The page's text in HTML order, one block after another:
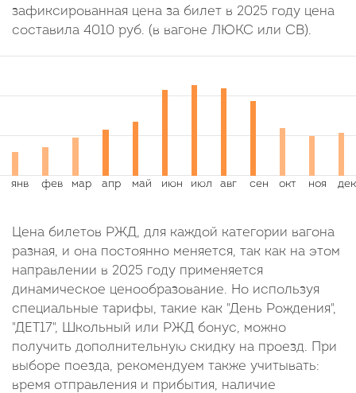
зафиксированная цена за билет в 2025 году цена
составила 4010 руб. (в вагоне ЛЮКС или СВ).
Цена билетов РЖД, для каждой категории вагона
разная, и она постоянно меняется, так как на этом
направлении в 2025 году применяется
динамическое ценообразование. Но используя
специальные тарифы, такие как "День Рождения",
"ДЕТ17", Школьный или РЖД бонус, можно
получить дополнительную скидку на проезд. При
выборе поезда, рекомендуем также учитывать:
время отправления и прибытия, наличие